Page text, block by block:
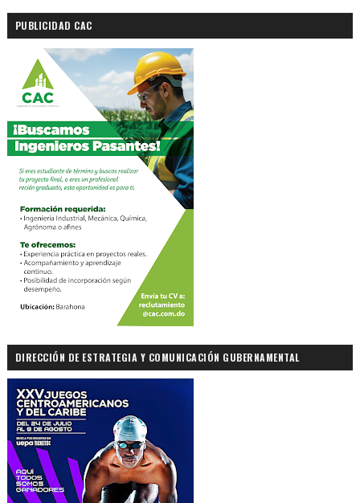
PUBLICIDAD CAC
DIRECCIÓN DE ESTRATEGIA Y COMUNICACIÓN GUBERNAMENTAL